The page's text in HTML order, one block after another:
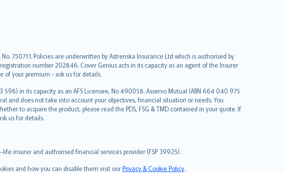
750711. Policies are underwritten by Astrenska Insurance Ltd which is authorised by
number 202846. Cover Genius acts in its capacity as an agent of the Insurer
of your premium - ask us for details.
598) in its capacity as an AFS Licensee, No 490058. Asservo Mutual (ABN 664 040 975
and does not take into account your objectives, financial situation or needs. You
to acquire the product, please read the PDS, FSG & TMD contained in your quote. If
us for details.
insurer and authorised financial services provider (FSP 39925).
and how you can disable them visit ourPrivacy & Cookie Policy.